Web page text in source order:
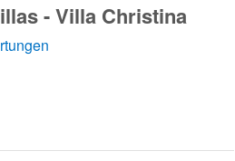
- Villa Christina